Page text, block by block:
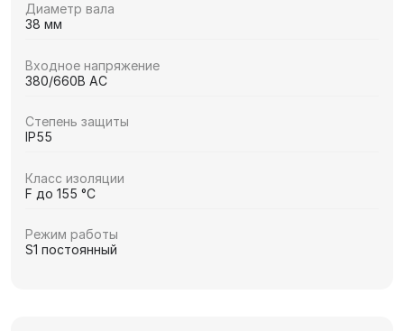
Диаметр вала
38 мм
Входное напряжение
380/660В AC
Степень защиты
IP55
Класс изоляции
F до 155 °C
Режим работы
S1 постоянный